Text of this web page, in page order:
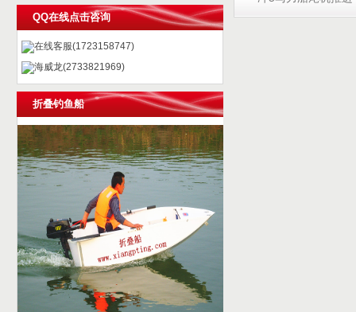
QQ在线点击咨询
在线客服(1723158747)
海威龙(2733821969)
折叠钓鱼船